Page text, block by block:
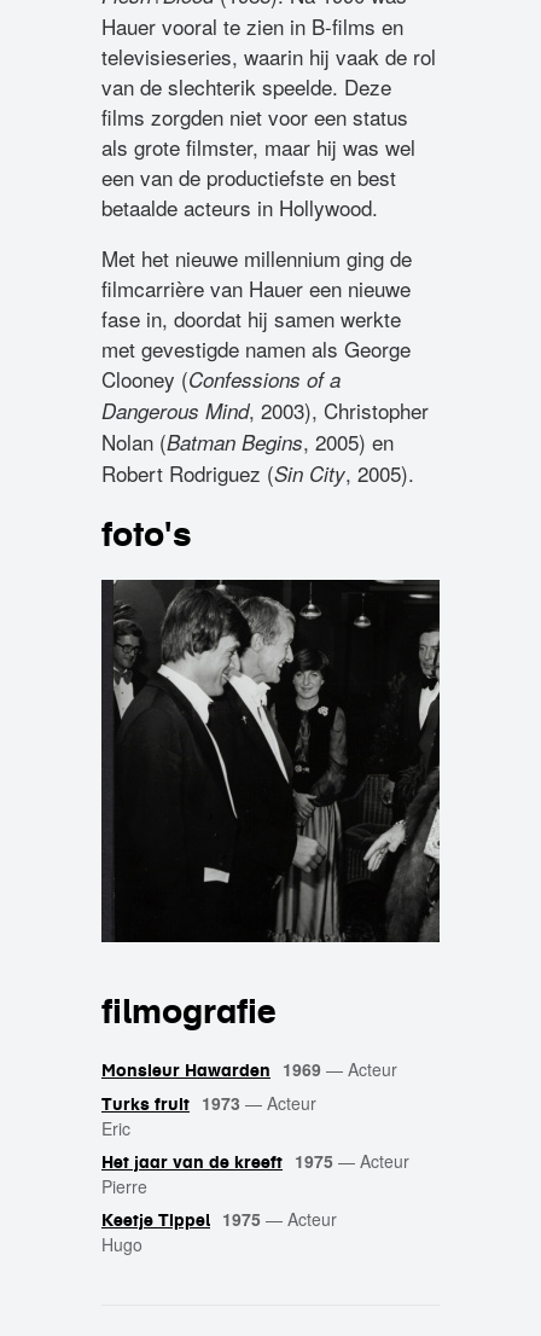
Hauer vooral te zien in B-films en
televisieseries, waarin hij vaak de rol
van de slechterik speelde. Deze
films zorgden niet voor een status
als grote filmster, maar hij was wel
een van de productiefste en best
betaalde acteurs in Hollywood.
Met het nieuwe millennium ging de
filmcarrière van Hauer een nieuwe
fase in, doordat hij samen werkte
met gevestigde namen als George
Clooney (Confessions of a
Dangerous Mind, 2003), Christopher
Nolan (Batman Begins, 2005) en
Robert Rodriguez (Sin City, 2005).
foto's
filmografie
Monsieur Hawarden 1969 — Acteur
Turks fruit 1973 — Acteur
Eric
Het jaar van de kreeft 1975 — Acteur
Pierre
Keetje Tippel 1975 — Acteur
Hugo